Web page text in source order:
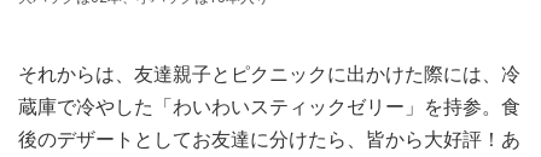
それからは、友達親子とピクニックに出かけた際には、冷
蔵庫で冷やした「わいわいスティックゼリー」を持参。食
後のデザートとしてお友達に分けたら、皆から大好評！あ